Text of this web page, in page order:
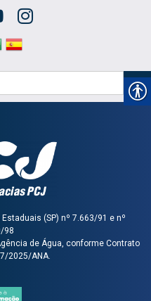
(SP) nº 7.663/91 e nº
98
de Água, conforme Contrato
2025/ANA.